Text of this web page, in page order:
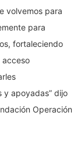
volvemos para
para
fortaleciendo
acceso
y apoyadas” dijo
Operación